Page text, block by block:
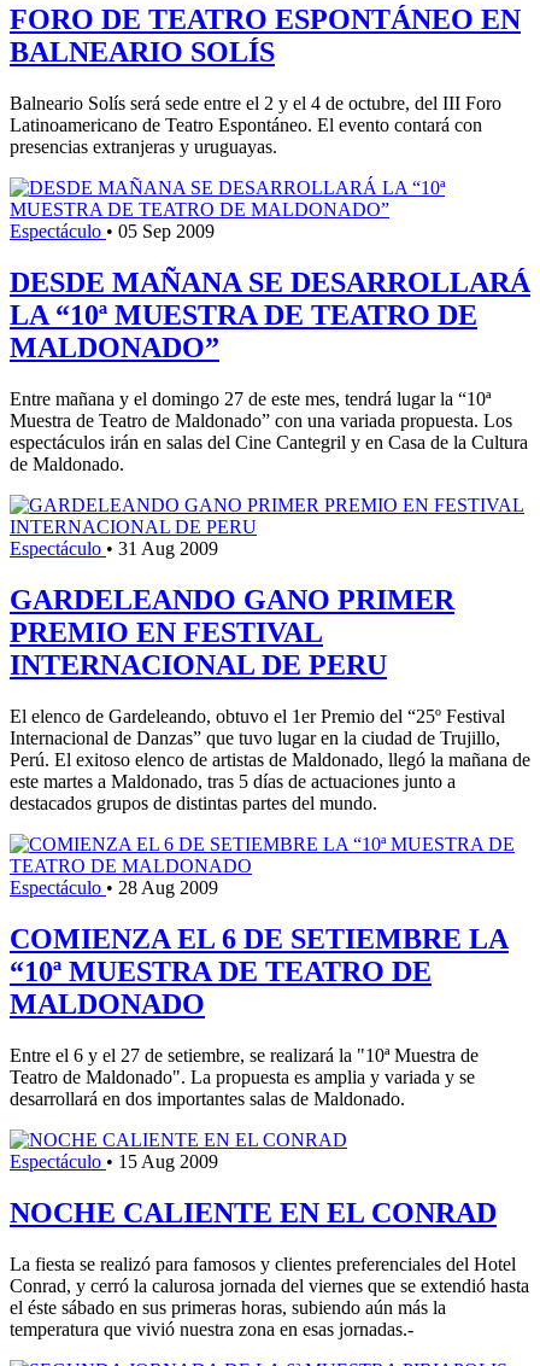
FORO DE TEATRO ESPONTÁNEO EN
BALNEARIO SOLÍS
Balneario Solís será sede entre el 2 y el 4 de octubre, del III Foro
Latinoamericano de Teatro Espontáneo. El evento contará con
presencias extranjeras y uruguayas.
Espectáculo • 05 Sep 2009
DESDE MAÑANA SE DESARROLLARÁ
LA “10ª MUESTRA DE TEATRO DE
MALDONADO”
Entre mañana y el domingo 27 de este mes, tendrá lugar la “10ª
Muestra de Teatro de Maldonado” con una variada propuesta. Los
espectáculos irán en salas del Cine Cantegril y en Casa de la Cultura
de Maldonado.
Espectáculo • 31 Aug 2009
GARDELEANDO GANO PRIMER
PREMIO EN FESTIVAL
INTERNACIONAL DE PERU
El elenco de Gardeleando, obtuvo el 1er Premio del “25º Festival
Internacional de Danzas” que tuvo lugar en la ciudad de Trujillo,
Perú. El exitoso elenco de artistas de Maldonado, llegó la mañana de
este martes a Maldonado, tras 5 días de actuaciones junto a
destacados grupos de distintas partes del mundo.
Espectáculo • 28 Aug 2009
COMIENZA EL 6 DE SETIEMBRE LA
“10ª MUESTRA DE TEATRO DE
MALDONADO
Entre el 6 y el 27 de setiembre, se realizará la "10ª Muestra de
Teatro de Maldonado". La propuesta es amplia y variada y se
desarrollará en dos importantes salas de Maldonado.
Espectáculo • 15 Aug 2009
NOCHE CALIENTE EN EL CONRAD
La fiesta se realizó para famosos y clientes preferenciales del Hotel
Conrad, y cerró la calurosa jornada del viernes que se extendió hasta
el éste sábado en sus primeras horas, subiendo aún más la
temperatura que vivió nuestra zona en esas jornadas.-